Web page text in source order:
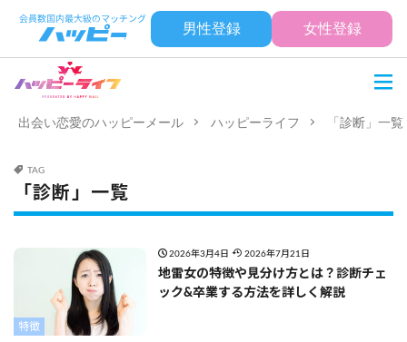
男性登録 女性登録
出会い恋愛のハッピーメール ハッピーライフ 「診断」一覧
TAG
「診断」一覧
特徴
2026年3月4日 2026年7月21日
地雷女の特徴や見分け方とは？診断チェ
ック&卒業する方法を詳しく解説